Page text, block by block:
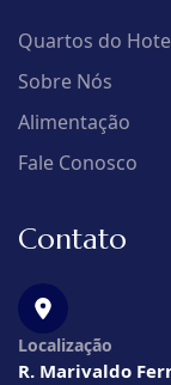
Quartos do
Sobre Nós
Alimentação
Fale Conosco
Contato
Localização
R. Marivaldo